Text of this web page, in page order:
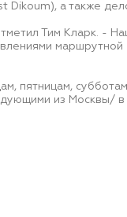
Dikoum), а также
Тим Кларк. -
маршрутной
пятницам,
из Москвы/ в